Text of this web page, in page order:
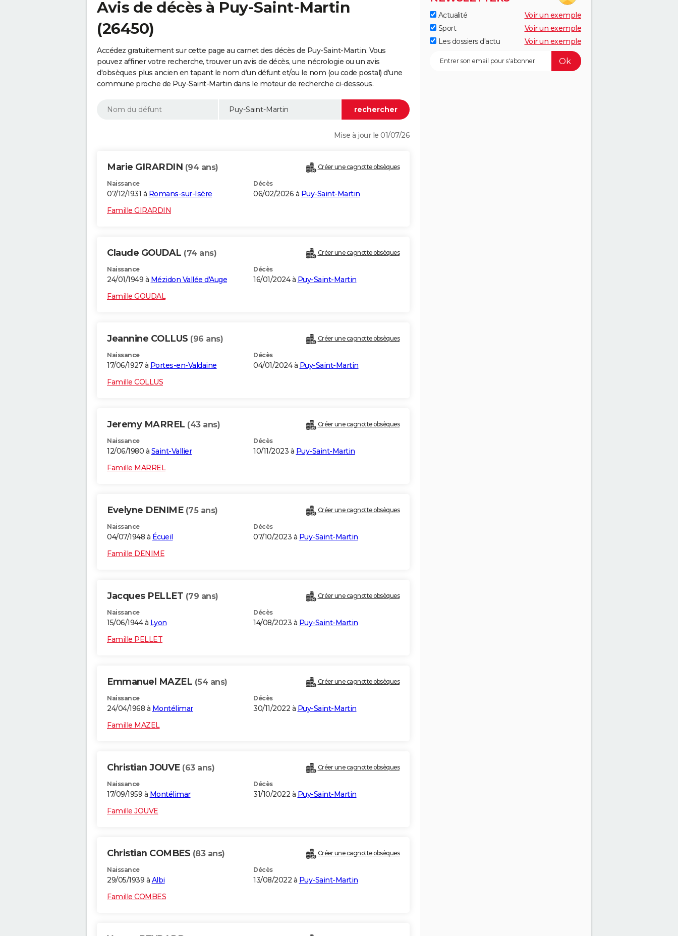
Avis de décès à Puy-Saint-Martin
(26450)
Accédez gratuitement sur cette page au carnet des décès de Puy-Saint-Martin. Vous
pouvez affiner votre recherche, trouver un avis de décès, une nécrologie ou un avis
d'obsèques plus ancien en tapant le nom d'un défunt et/ou le nom (ou code postal) d'une
commune proche de Puy-Saint-Martin dans le moteur de recherche ci-dessous.
Mise à jour le 01/07/26
Marie GIRARDIN (94 ans) Créer une cagnotte obsèques
Naissance
07/12/1931 à Romans-sur-Isère
Décès
06/02/2026 à Puy-Saint-Martin
Famille GIRARDIN
Claude GOUDAL (74 ans) Créer une cagnotte obsèques
Naissance
24/01/1949 à Mézidon Vallée d'Auge
Décès
16/01/2024 à Puy-Saint-Martin
Famille GOUDAL
Jeannine COLLUS (96 ans) Créer une cagnotte obsèques
Naissance
17/06/1927 à Portes-en-Valdaine
Décès
04/01/2024 à Puy-Saint-Martin
Famille COLLUS
Jeremy MARREL (43 ans) Créer une cagnotte obsèques
Naissance
12/06/1980 à Saint-Vallier
Décès
10/11/2023 à Puy-Saint-Martin
Famille MARREL
Evelyne DENIME (75 ans) Créer une cagnotte obsèques
Naissance
04/07/1948 à Écueil
Décès
07/10/2023 à Puy-Saint-Martin
Famille DENIME
Jacques PELLET (79 ans) Créer une cagnotte obsèques
Naissance
15/06/1944 à Lyon
Décès
14/08/2023 à Puy-Saint-Martin
Famille PELLET
Emmanuel MAZEL (54 ans) Créer une cagnotte obsèques
Naissance
24/04/1968 à Montélimar
Décès
30/11/2022 à Puy-Saint-Martin
Famille MAZEL
Christian JOUVE (63 ans) Créer une cagnotte obsèques
Naissance
17/09/1959 à Montélimar
Décès
31/10/2022 à Puy-Saint-Martin
Famille JOUVE
Christian COMBES (83 ans) Créer une cagnotte obsèques
Naissance
29/05/1939 à Albi
Décès
13/08/2022 à Puy-Saint-Martin
Famille COMBES
Actualité
Voir un exemple
Sport
Voir un exemple
Les dossiers d'actu
Voir un exemple